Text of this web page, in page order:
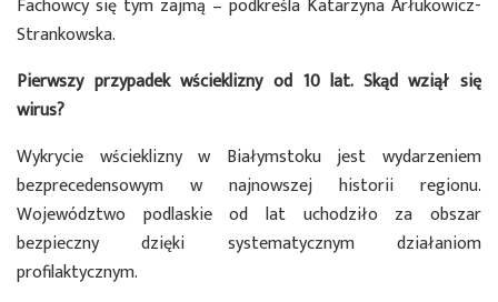
Strankowska.
Pierwszy przypadek wścieklizny od 10 lat. Skąd wziął się
wirus?
Wykrycie wścieklizny w Białymstoku jest wydarzeniem
bezprecedensowym w najnowszej historii regionu.
Województwo podlaskie od lat uchodziło za obszar
bezpieczny dzięki systematycznym działaniom
profilaktycznym.